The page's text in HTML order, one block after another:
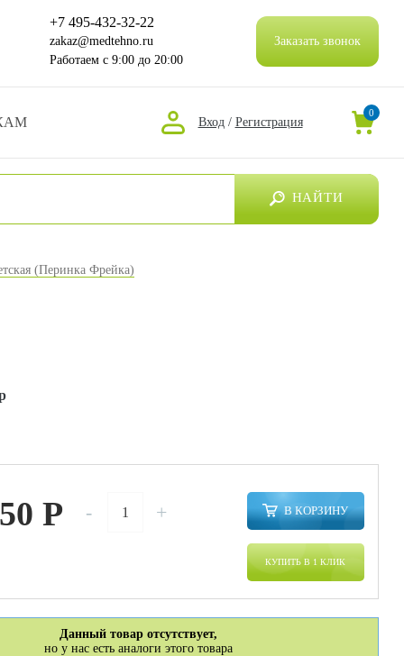
+7 495-432-32-22
zakaz@medtehno.ru
Работаем с 9:00 до 20:00
Заказать звонок
Вход / Регистрация
0
НАЙТИ
(Перинка Фрейка)
P - + В КОРЗИНУ
КУПИТЬ В 1 КЛИК
Данный товар отсутствует,
но у нас есть аналоги этого товара